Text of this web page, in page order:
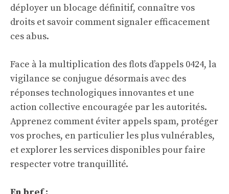
déployer un blocage définitif, connaître vos
droits et savoir comment signaler efficacement
ces abus.
Face à la multiplication des flots d’appels 0424, la
vigilance se conjugue désormais avec des
réponses technologiques innovantes et une
action collective encouragée par les autorités.
Apprenez comment éviter appels spam, protéger
vos proches, en particulier les plus vulnérables,
et explorer les services disponibles pour faire
respecter votre tranquillité.